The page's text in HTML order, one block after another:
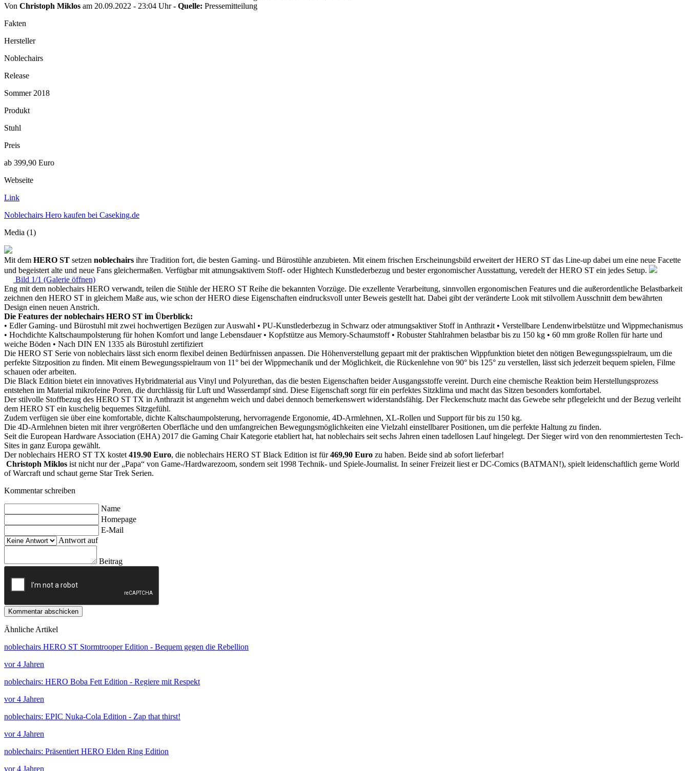
Von Christoph Miklos am 20.09.2022 - 23:04 Uhr- Quelle: Pressemitteilung
Fakten
Hersteller
Noblechairs
Release
Sommer 2018
Produkt
Stuhl
Preis
ab 399,90 Euro
Webseite
Link
Noblechairs Hero kaufen bei Caseking.de
Media (1)
Mit dem HERO ST setzen noblechairs ihre Tradition fort, die besten Gaming- und Bürostühle anzubieten. Mit einem frischen Erscheinungsbild erweitert der HERO ST das Line-up dabei um eine neue Facette
und begeistert alte und neue Fans gleichermaßen. Verfügbar mit atmungsaktivem Stoff- oder Hightech Kunstlederbezug und bester ergonomischer Ausstattung, veredelt der HERO ST ein jedes Setup.
Bild 1/1 (Galerie öffnen)
Eng mit dem noblechairs HERO verwandt, teilen die Stühle der HERO ST Reihe die bekannten Vorzüge. Die exzellente Verarbeitung, sinnvollen ergonomischen Features und die außerordentliche Belastbarkeit
zeichnen den HERO ST in gleichem Maße aus, wie schon der HERO diese Eigenschaften eindrucksvoll unter Beweis gestellt hat. Dabei gibt der veränderte Look mit stilvollem Ausschnitt dem bewährten
Design einen neuen Anstrich.
Die Features der noblechairs HERO ST im Überblick:
• Edler Gaming- und Bürostuhl mit zwei hochwertigen Bezügen zur Auswahl • PU-Kunstlederbezug in Schwarz oder atmungsaktiver Stoff in Anthrazit • Verstellbare Lendenwirbelstütze und Wippmechanismus
• Hochdichte Kaltschaumpolsterung für hohen Komfort und lange Lebensdauer • Kopfstütze aus Memory-Schaumstoff • Robuster Stahlrahmen belastbar bis zu 150 kg • 60 mm große Rollen für harte und
weiche Böden • Nach DIN EN 1335 als Bürostuhl zertifiziert
Die HERO ST Serie von noblechairs lässt sich enorm flexibel deinen Bedürfnissen anpassen. Die Höhenverstellung gepaart mit der praktischen Wippfunktion bietet den nötigen Bewegungsspielraum, um die
perfekte Sitzposition zu finden. Mit einem Bewegungsspielraum von 11° bei der Wippmechanik und der Möglichkeit, die Rückenlehne von 90° bis 125° zu verstellen, lässt sich jederzeit bequem spielen, Filme
schauen oder arbeiten.
Die Black Edition bietet ein innovatives Hybridmaterial aus Vinyl und Polyurethan, das die besten Eigenschaften beider Ausgangsstoffe vereint. Durch eine chemische Reaktion beim Herstellungsprozess
entstehen im Material mikrofeine Poren, die durchlässig für Luft und Wasserdampf sind. Diese Eigenschaft sorgt für ein perfektes Sitzklima und macht das Sitzen besonders komfortabel.
Der stilvolle Stoffbezug des HERO ST TX in Anthrazit ist angenehm weich und dabei dennoch bemerkenswert widerstandsfähig. Der Fleckenschutz macht das Gewebe sehr pflegeleicht und der Bezug verleiht
dem HERO ST ein kuschelig bequemes Sitzgefühl.
Zudem verfügen sie über eine komfortable, dichte Kaltschaumpolsterung, hervorragende Ergonomie, 4D-Armlehnen, XL-Rollen und Support für bis zu 150 kg.
Die 4D-Armlehnen bieten mit ihrer vergrößerten Oberfläche und den umfangreichen Bewegungsmöglichkeiten eine Vielzahl einstellbarer Positionen, um die perfekte Haltung zu finden.
Seit die European Hardware Association (EHA) 2017 die Gaming Chair Kategorie etabliert hat, hat noblechairs seit sechs Jahren einen tadellosen Lauf hingelegt. Der Sieger wird von den renommiertesten Tech-
Sites in ganz Europa gewählt.
Der noblechairs HERO ST TX kostet 419.90 Euro, die noblechairs HERO ST Black Edition ist für469,90 Euro zu haben. Beide sind ab sofort lieferbar!
Christoph Miklos ist nicht nur der „Papa“ von Game-/Hardwarezoom, sondern seit 1998 Technik- und Spiele-Journalist. In seiner Freizeit liest er DC-Comics (BATMAN!), spielt leidenschaftlich gerne World
of Warcraft und schaut gerne Star Trek Serien.
Kommentar schreiben
Name
Homepage
E-Mail
Antwort auf
Beitrag
Kommentar abschicken
Ähnliche Artikel
noblechairs HERO ST Stormtrooper Edition - Bequem gegen die Rebellion
vor 4 Jahren
noblechairs: HERO Boba Fett Edition - Regiere mit Respekt
vor 4 Jahren
noblechairs: EPIC Nuka-Cola Edition - Zap that thirst!
vor 4 Jahren
noblechairs: Präsentiert HERO Elden Ring Edition
vor 4 Jahren